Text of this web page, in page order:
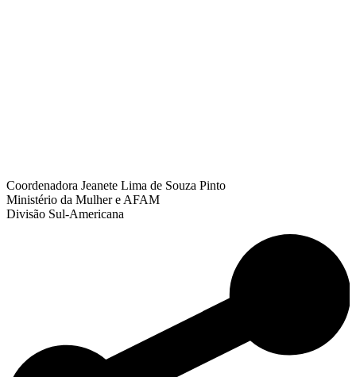
Coordenadora Jeanete Lima de Souza Pinto
Ministério da Mulher e AFAM
Divisão Sul-Americana